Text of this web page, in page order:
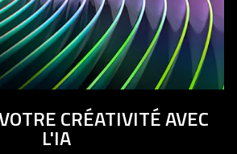
CRÉATIVITÉ AVEC
L'IA